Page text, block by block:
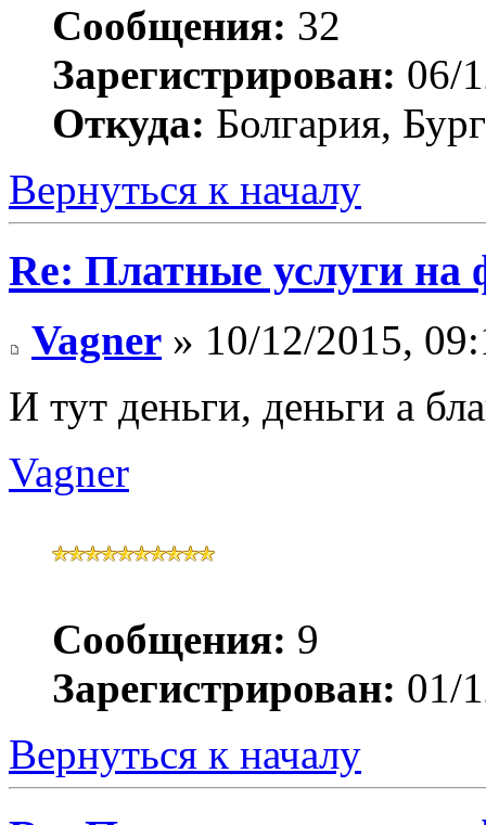
Сообщения: 32
Зарегистрирован: 06/
Откуда: Болгария,
Вернуться к началу
Re: Платные услуги на
Vagner » 10/12/2015,
И тут деньги, деньги а
Vagner
Сообщения: 9
Зарегистрирован: 01/
Вернуться к началу